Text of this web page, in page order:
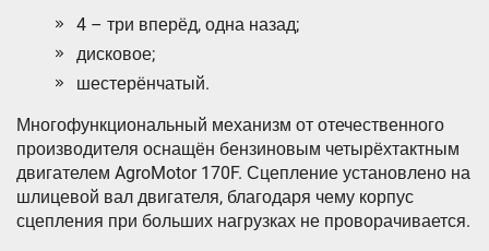
4 – три вперёд, одна назад;
дисковое;
шестерёнчатый.
Многофункциональный механизм от отечественного
производителя оснащён бензиновым четырёхтактным
двигателем AgroMotor 170F. Сцепление установлено на
шлицевой вал двигателя, благодаря чему корпус
сцепления при больших нагрузках не проворачивается.